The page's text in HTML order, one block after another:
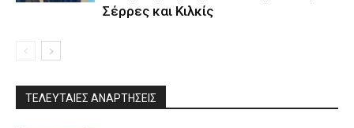
Σέρρες και Κιλκίς
ΤΕΛΕΥΤΑΙΕΣ ΑΝΑΡΤΗΣΕΙΣ